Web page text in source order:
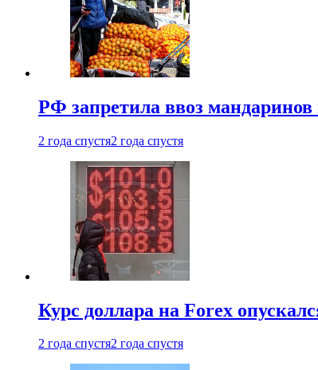
РФ запретила ввоз мандаринов
2 года спустя2 года спустя
Курс доллара на Forex
2 года спустя2 года спустя